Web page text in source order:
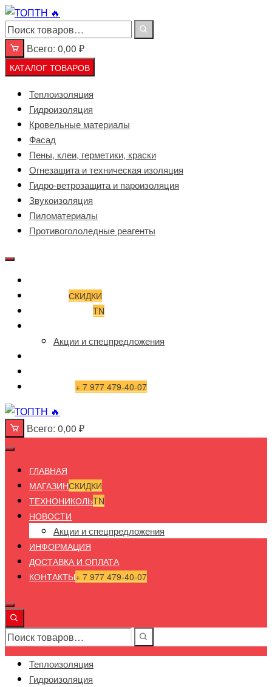
Перейти
к
содержимому
Всего: 0,00 ₽
КАТАЛОГ ТОВАРОВ
Теплоизоляция
Гидроизоляция
Кровельные материалы
Фасад
Пены, клеи, герметики, краски
Огнезащита и техническая изоляция
Гидро-ветрозащита и пароизоляция
Звукоизоляция
Пиломатериалы
Противогололедные реагенты
СКИДКИ
TN
Акции и спецпредложения
+ 7 977 479-40-07
Всего: 0,00 ₽
ГЛАВНАЯ
МАГАЗИНСКИДКИ
ТЕХНОНИКОЛЬTN
НОВОСТИ
Акции и спецпредложения
ИНФОРМАЦИЯ
ДОСТАВКА И ОПЛАТА
КОНТАКТЫ+ 7 977 479-40-07
Теплоизоляция
Гидроизоляция